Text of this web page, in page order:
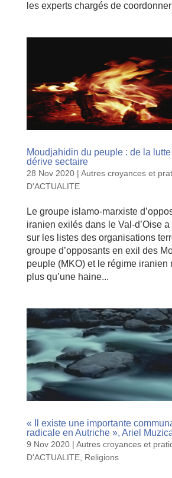
les experts chargés de
Moudjahidin du peuple : de la
dérive sectaire
28 Nov 2020| Autres croyances et
D'ACTUALITE
Le groupe islamo-marxiste
iranien exilés dans le Val-d’Oise
sur les listes des organisations
groupe d’opposants en exil des
peuple (MKO) et le régime iranien
plus qu’une haine...
« Il existe une importante
radicale en Autriche », Ariel
9 Nov 2020| Autres croyances et
D'ACTUALITE, Religions